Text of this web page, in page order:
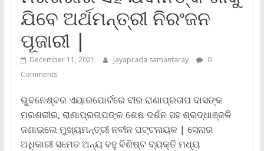
ଯିବେ ଅର୍ଥମନ୍ତ୍ରୀ ନିରଂଜନ
ପୂଜାରୀ |
December 11, 2021 Jayaprada samantaray
0
Comments
ଭୁବନେଶ୍ବର ଏୟାରପୋର୍ଟରେ ବୀର ରାଣାପ୍ରତାପ ଦାସଙ୍କ
ମରଶରୀର, ରାଣାପ୍ରତାପଙ୍କ ଶେଷ ଦର୍ଶନ ସହ ଶ୍ରଦ୍ଧାଞ୍ଜଳି
ଜଣାଇଲେ ମୁଖ୍ୟମନ୍ତ୍ରୀ ନବୀନ ପଟ୍ଟନାୟକ | ସେନାର
ଅଧିକାରୀ ସମେତ ଅନ୍ୟ ବହୁ ବିଶିଷ୍ଟ ବ୍ୟକ୍ତି ମଧ୍ୟ